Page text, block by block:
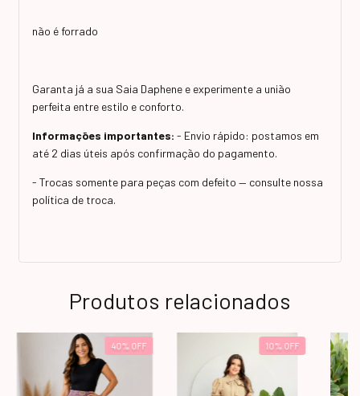
não é forrado
Garanta já a sua Saia Daphene e experimente a união
perfeita entre estilo e conforto.
Informações importantes: - Envio rápido: postamos em
até 2 dias úteis após confirmação do pagamento.
- Trocas somente para peças com defeito — consulte nossa
política de troca.
Produtos relacionados
40% OFF 10% OFF